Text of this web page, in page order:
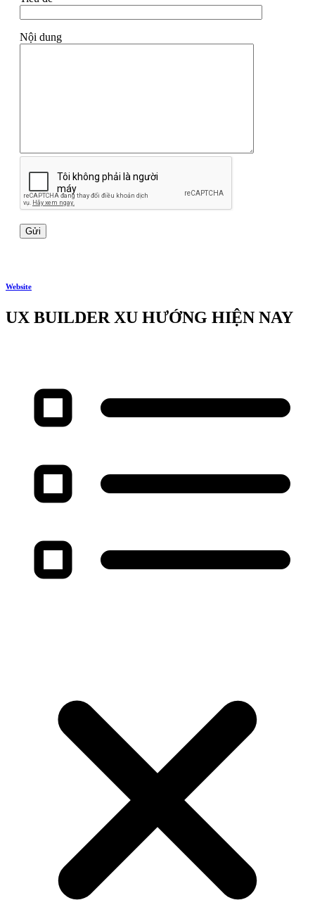
Nội dung
Website
UX BUILDER XU HƯỚNG HIỆN NAY